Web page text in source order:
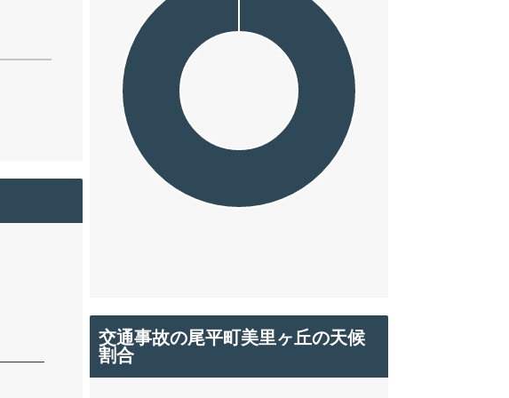
交通事故の尾平町美里ヶ丘の天候
割合